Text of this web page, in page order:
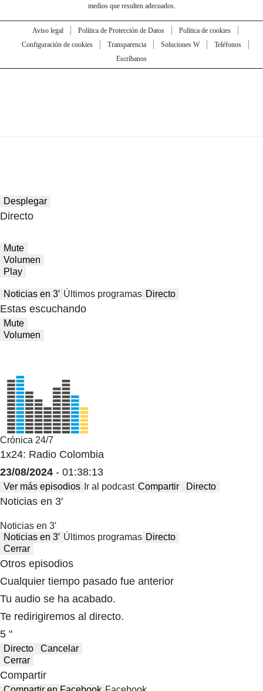
medios que resulten adecuados.
Aviso legal Política de Protección de Datos
Política de cookies
Configuración de cookies
Transparencia Soluciones W
Teléfonos
Escríbanos
Desplegar
Directo
Mute
Volumen
Play
Noticias en 3′ Últimos programas Directo
Estas escuchando
Mute
Volumen
Crónica 24/7
1x24: Radio Colombia
23/08/2024 - 01:38:13
Ver más episodios Ir al podcast Compartir Directo
Noticias en 3′
Noticias en 3′
Noticias en 3′ Últimos programas Directo
Cerrar
Otros episodios
Cualquier tiempo pasado fue anterior
Tu audio se ha acabado.
Te redirigiremos al directo.
5 "
Directo
Cancelar
Cerrar
Compartir